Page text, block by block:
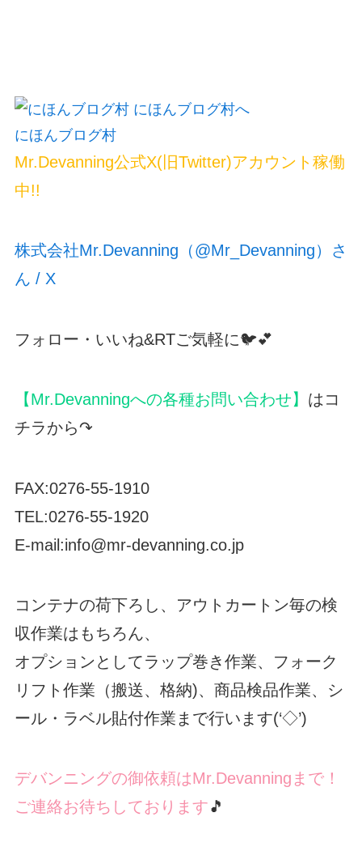
にほんブログ村
Mr.Devanning公式X(旧Twitter)アカウント稼働
中!!
株式会社Mr.Devanning（@Mr_Devanning）さ
ん / X
フォロー・いいね&RTご気軽に🐦💕
【Mr.Devanningへの各種お問い合わせ】 はコ
チラから↷
FAX:0276-55-1910
TEL:0276-55-1920
E-mail:info@mr-devanning.co.jp
コンテナの荷下ろし、アウトカートン毎の検
収作業はもちろん、
オプションとしてラップ巻き作業、フォーク
リフト作業（搬送、格納)、商品検品作業、シ
ール・ラベル貼付作業まで行います(‘◇’)ゞ
デバンニングの御依頼はMr.Devanningまで！
ご連絡お待ちしております🎵